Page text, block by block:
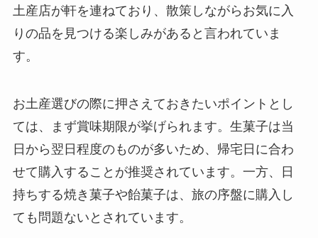
土産店が軒を連ねており、散策しながらお気に入
りの品を見つける楽しみがあると言われていま
す。
お土産選びの際に押さえておきたいポイントとし
ては、まず賞味期限が挙げられます。生菓子は当
日から翌日程度のものが多いため、帰宅日に合わ
せて購入することが推奨されています。一方、日
持ちする焼き菓子や飴菓子は、旅の序盤に購入し
ても問題ないとされています。